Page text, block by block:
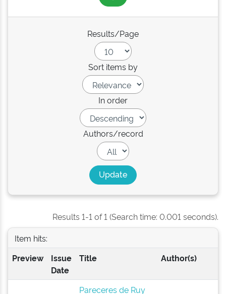
Results/Page
Sort items by
In order
Authors/record
Results 1-1 of 1 (Search time: 0.001 seconds).
Item hits:
Preview
Issue
Date
Title Author(s)
Pareceres de Ruy